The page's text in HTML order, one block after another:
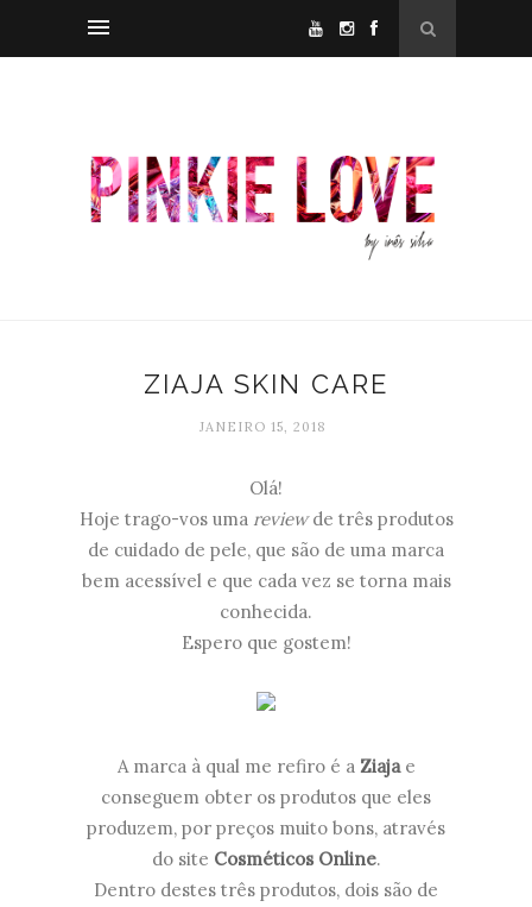
ZIAJA SKIN CARE
JANEIRO 15, 2018
Olá!
Hoje trago-vos uma reviewde três produtos
de cuidado de pele, que são de uma marca
bem acessível e que cada vez se torna mais
conhecida.
Espero que gostem!
A marca à qual me refiro é a Ziajae
conseguem obter os produtos que eles
produzem, por preços muito bons, através
do site Cosméticos Online.
Dentro destes três produtos, dois são de